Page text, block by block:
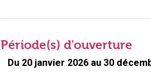
Période(s) d'ouverture
Du 20 janvier 2026 au 30